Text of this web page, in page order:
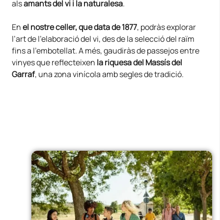
alsamants del vi i la naturalesa.
Enel nostre celler, que data de 1877, podràs explorar
l’art de l’elaboració del vi, des de la selecció del raïm
fins a l’embotellat. A més, gaudiràs de passejos entre
vinyes que reflecteixen la riquesa del Massís del
Garraf, una zona vinícola amb segles de tradició.